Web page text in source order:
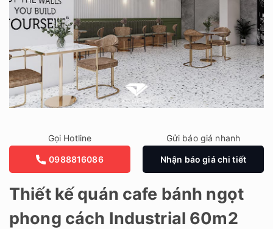
Thiết kế quán cafe bánh ngọt
phong cách Industrial 60m2
Gọi Hotline
0988816086
Gửi báo giá nhanh
Nhận báo giá chi tiết